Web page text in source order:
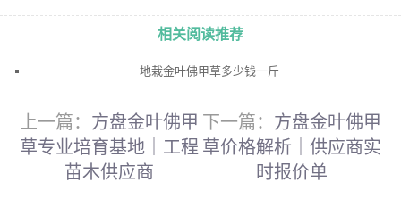
相关阅读推荐
地栽金叶佛甲草多少钱一斤
上一篇： 方盘金叶佛甲
草专业培育基地｜工程
苗木供应商
下一篇： 方盘金叶佛甲
草价格解析｜供应商实
时报价单